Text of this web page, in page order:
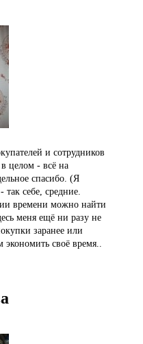
и сотрудников
целом - всё на
спасибо. (Я
себе, средние.
времени можно найти
меня ещё ни разу не
заранее или
своё время..